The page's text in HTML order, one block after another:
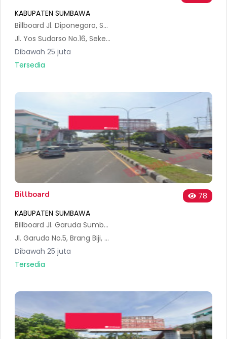
KABUPATEN SUMBAWA
Billboard Jl. Diponegoro, Sumbawa (Depan Rocket Chicken) Sumbawa NTB
Jl. Yos Sudarso No.16, Seketeng, Kec. Sumbawa, Kabupaten Sumbawa, Nusa Tenggara Bar. 84313, Indonesia
Dibawah 25 juta
Tersedia
Billboard
78
KABUPATEN SUMBAWA
Billboard Jl. Garuda Sumbawa Besar Sumbawa B NTB
Jl. Garuda No.5, Brang Biji, Kec. Sumbawa, Kabupaten Sumbawa, Nusa Tenggara Bar. 84316, Indonesia
Dibawah 25 juta
Tersedia